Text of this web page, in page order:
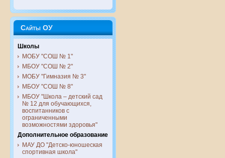
Сайты ОУ
Школы
МОБУ "СОШ № 1"
МБОУ "СОШ № 2"
МОБУ "Гимназия № 3"
МБОУ "СОШ № 8"
МБОУ "Школа – детский сад
№ 12 для обучающихся,
воспитанников с
ограниченными
возможностями здоровья"
Дополнительное образование
МАУ ДО "Детско-юношеская
спортивная школа"